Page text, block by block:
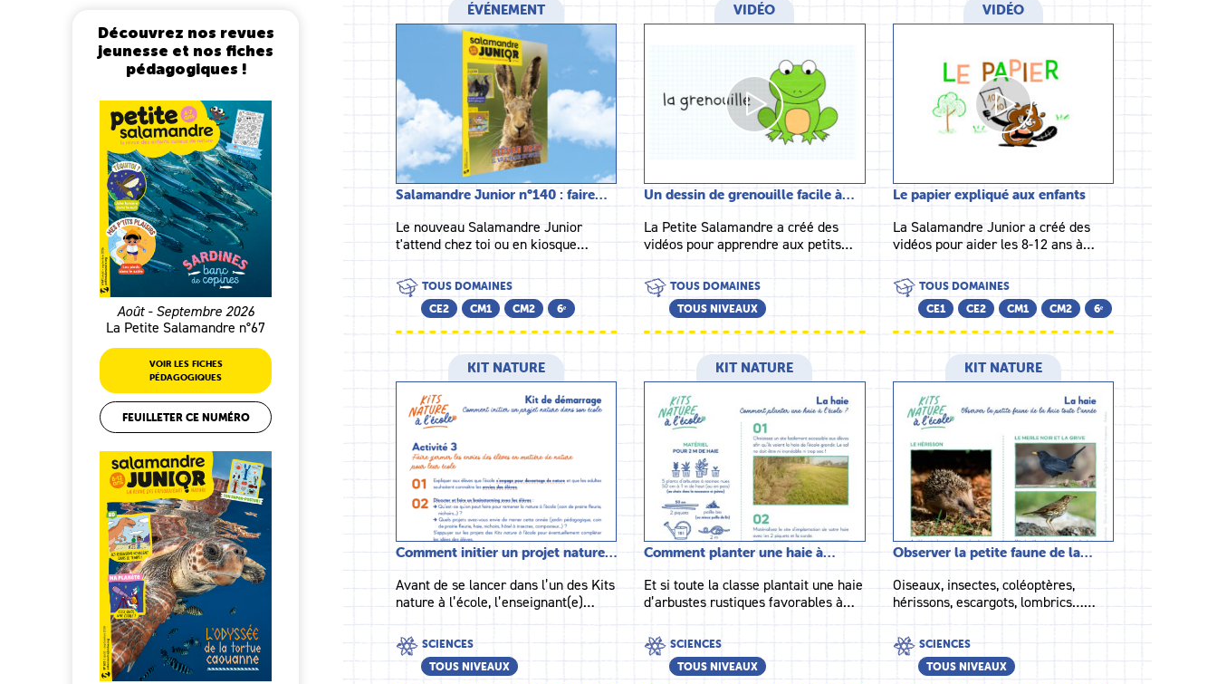
Découvrez nos revues
jeunesse et nos fiches
pédagogiques !
Août - Septembre 2026
La Petite Salamandre n°67
VOIR LES FICHES
PÉDAGOGIQUES
FEUILLETER CE NUMÉRO
ÉVÉNEMENT
Salamandre Junior n°140 : faire…
Le nouveau Salamandre Junior
t'attend chez toi ou en kiosque…
TOUS DOMAINES
CE2
CM1 CM2 6ᵉ
VIDÉO
Un dessin de grenouille facile à…
La Petite Salamandre a créé des
vidéos pour apprendre aux petits…
TOUS DOMAINES
TOUS NIVEAUX
VIDÉO
Le papier expliqué aux enfants
La Salamandre Junior a créé des
vidéos pour aider les 8-12 ans à…
TOUS DOMAINES
CE1
CE2 CM1 CM2 6ᵉ
KIT NATURE
Comment initier un projet nature…
Avant de se lancer dans l’un des Kits
nature à l’école, l’enseignant(e)…
SCIENCES
TOUS NIVEAUX
KIT NATURE
Comment planter une haie à…
Et si toute la classe plantait une haie
d’arbustes rustiques favorables à…
SCIENCES
TOUS NIVEAUX
KIT NATURE
Observer la petite faune de la…
Oiseaux, insectes, coléoptères,
hérissons, escargots, lombrics……
SCIENCES
TOUS NIVEAUX